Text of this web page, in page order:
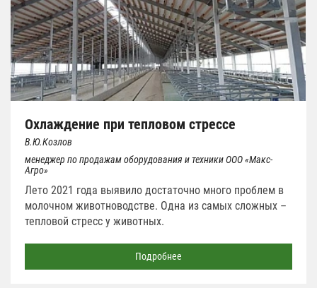
Охлаждение при тепловом стрессе
В.Ю.Козлов
менеджер по продажам оборудования и техники ООО «Макс-
Агро»
Лето 2021 года выявило достаточно много проблем в
молочном животноводстве. Одна из самых сложных –
тепловой стресс у животных.
Подробнее